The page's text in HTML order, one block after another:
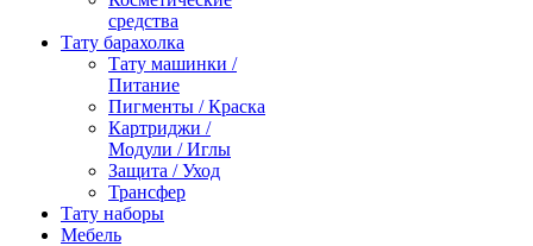
средства
Тату барахолка
Тату машинки /
Питание
Пигменты / Краска
Картриджи /
Модули / Иглы
Защита / Уход
Трансфер
Тату наборы
Мебель